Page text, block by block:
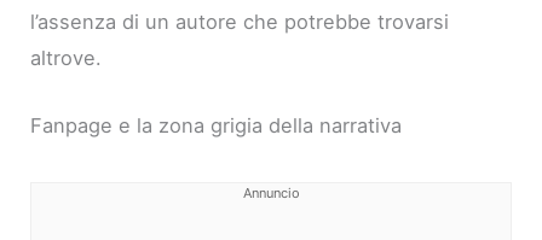
l’assenza di un autore che potrebbe trovarsi
altrove.
Fanpage e la zona grigia della narrativa
Annuncio